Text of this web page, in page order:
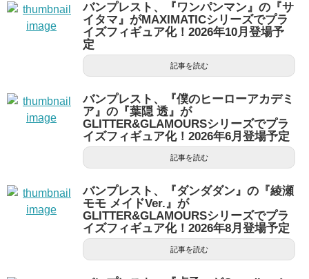
バンプレスト、『ワンパンマン』の『サ
イタマ』がMAXIMATICシリーズでプラ
イズフィギュア化！2026年10月登場予
定
記事を読む
バンプレスト、『僕のヒーローアカデミ
ア』の『葉隠 透』が
GLITTER&GLAMOURSシリーズでプラ
イズフィギュア化！2026年6月登場予定
記事を読む
バンプレスト、『ダンダダン』の『綾瀬
モモ メイドVer.』が
GLITTER&GLAMOURSシリーズでプラ
イズフィギュア化！2026年8月登場予定
記事を読む